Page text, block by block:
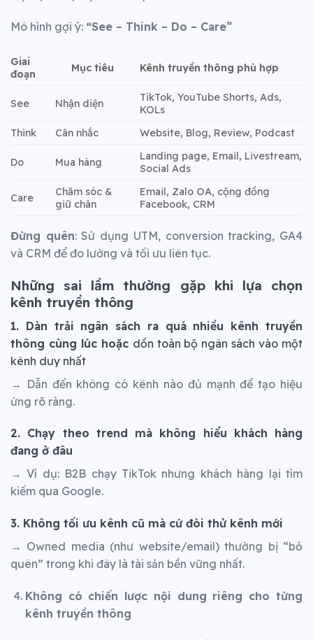
Mô hình gợi ý: “See – Think – Do – Care”
Giai
đoạn
Mục tiêu Kênh truyền thông phù hợp
See Nhận diện
TikTok, YouTube Shorts, Ads,
KOLs
Think
Cân nhắc Website, Blog, Review, Podcast
Do Mua hàng
Landing page, Email, Livestream,
Social Ads
Care
Chăm sóc &
giữ chân
Email, Zalo OA, cộng đồng
Facebook, CRM
Đừng quên: Sử dụng UTM, conversion tracking, GA4
và CRM để đo lường và tối ưu liên tục.
Những sai lầm thường gặp khi lựa chọn
kênh truyền thông
1. Dàn trải ngân sách ra quá nhiều kênh truyền
thông cùng lúc hoặc dồn toàn bộ ngân sách vào một
kênh duy nhất
→ Dẫn đến không có kênh nào đủ mạnh để tạo hiệu
ứng rõ ràng.
2. Chạy theo trend mà không hiểu khách hàng
đang ở đâu
→ Ví dụ: B2B chạy TikTok nhưng khách hàng lại tìm
kiếm qua Google.
3. Không tối ưu kênh cũ mà cứ đòi thử kênh mới
→ Owned media (như website/email) thường bị “bỏ
quên” trong khi đây là tài sản bền vững nhất.
Không có chiến lược nội dung riêng cho từng
kênh truyền thông